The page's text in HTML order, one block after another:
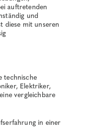
auftretenden
und
diese mit unseren
technische
Elektriker,
vergleichbare
in einer